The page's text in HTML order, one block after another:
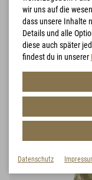
wir uns auf die
dass unsere Inhalte
Details und alle
diese auch später
findest du in unserer
Datenschutz